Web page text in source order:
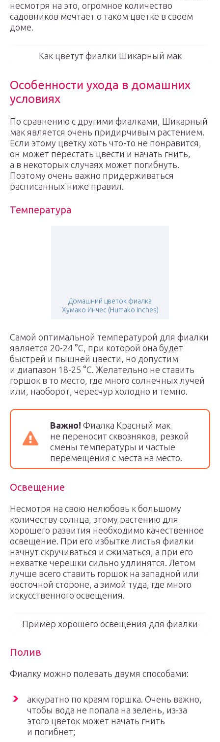
несмотря на это, огромное количество
садовников мечтает о таком цветке в своем
доме.
Как цветут фиалки Шикарный мак
Особенности ухода в домашних
условиях
По сравнению с другими фиалками, Шикарный
мак является очень придирчивым растением.
Если этому цветку хоть что-то не понравится,
он может перестать цвести и начать гнить,
а в некоторых случаях может погибнуть.
Поэтому очень важно придерживаться
расписанных ниже правил.
Температура
Домашний цветок фиалка
Хумако Инчес (Humako Inches)
Самой оптимальной температурой для фиалки
является 20-24 °С, при которой она будет
быстрей и пышней цвести, но допустим
и диапазон 18-25 °С. Желательно не ставить
горшок в то место, где много солнечных лучей
или, наоборот, чересчур холодно и темно.
Важно! Фиалка Красный мак
не переносит сквозняков, резкой
смены температуры и частые
перемещения с места на место.
Освещение
Несмотря на свою нелюбовь к большому
количеству солнца, этому растению для
хорошего развития необходимо качественное
освещение. При его избытке листья фиалки
начнут скручиваться и сжиматься, а при его
нехватке черешки сильно удлинятся. Летом
лучше всего ставить горшок на западной или
восточной стороне, а зимой туда, где много
искусственного освещения.
Пример хорошего освещения для фиалки
Полив
Фиалку можно полевать двумя способами:
аккуратно по краям горшка. Очень важно,
чтобы вода не попала на зелень, из-за
этого цветок может начать гнить
и погибнет;